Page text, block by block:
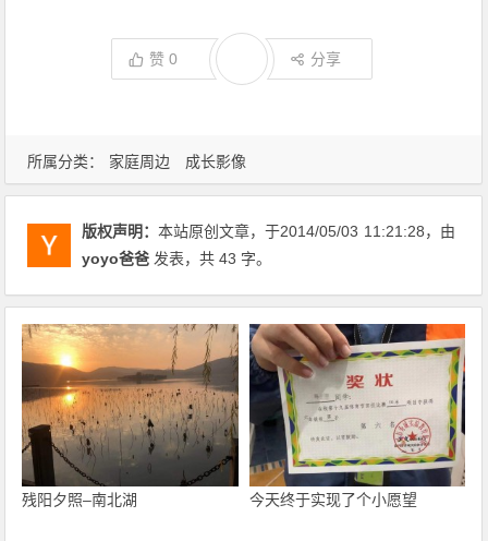
所属分类： 家庭周边 成长影像
赞0 分享
版权声明：本站原创文章，于2014/05/03 11:21:28，由
yoyo爸爸 发表，共 43 字。
残阳夕照–南北湖 今天终于实现了个小愿望